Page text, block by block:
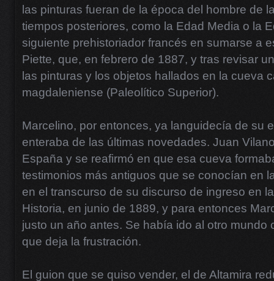
las pinturas fueran de la época del hombre de
tiempos posteriores, como la Edad Media o la
siguiente prehistoriador francés en sumarse a
Piette, que, en febrero de 1887, y tras revisar
las pinturas y los objetos hallados en la cueva
magdaleniense (Paleolítico Superior).
Marcelino, por entonces, ya languidecía de su
enteraba de las últimas novedades. Juan
España y se reafirmó en que esa cueva
testimonios más antiguos que se conocían en
en el transcurso de su discurso de ingreso en
Historia, en junio de 1889, y para entonces
justo un año antes. Se había ido al otro mundo
que deja la frustración.
El guion que se quiso vender, el de Altamira